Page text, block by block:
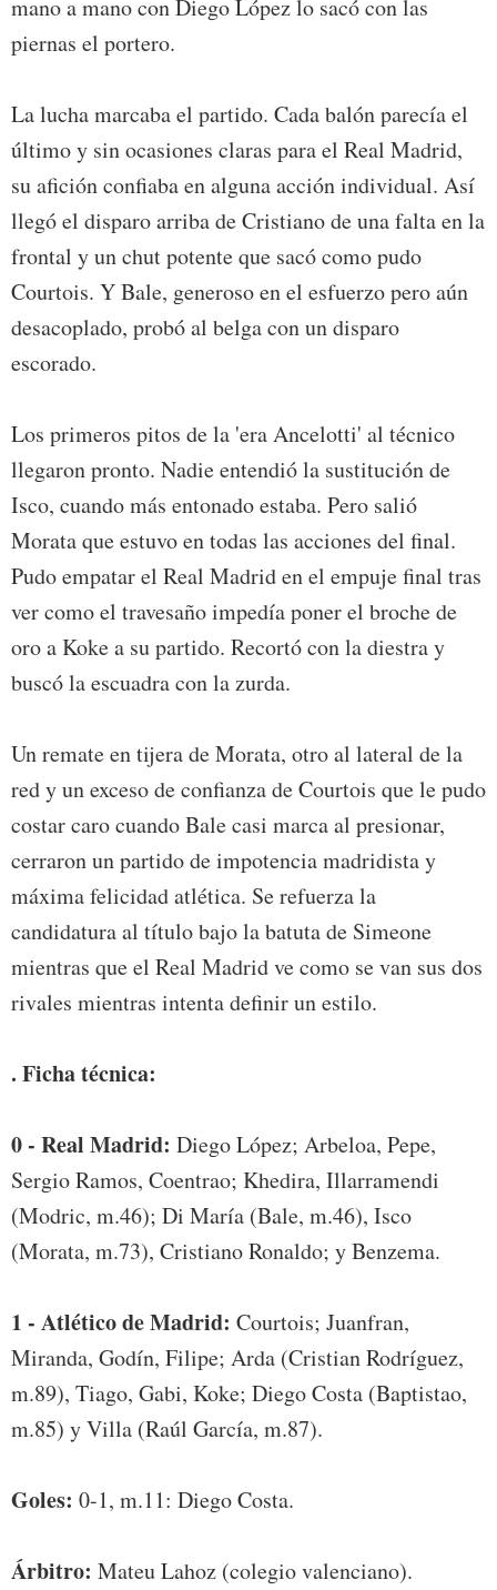
mano a mano con Diego López lo sacó con las
piernas el portero.
La lucha marcaba el partido. Cada balón parecía el
último y sin ocasiones claras para el Real Madrid,
su afición confiaba en alguna acción individual. Así
llegó el disparo arriba de Cristiano de una falta en la
frontal y un chut potente que sacó como pudo
Courtois. Y Bale, generoso en el esfuerzo pero aún
desacoplado, probó al belga con un disparo
escorado.
Los primeros pitos de la 'era Ancelotti' al técnico
llegaron pronto. Nadie entendió la sustitución de
Isco, cuando más entonado estaba. Pero salió
Morata que estuvo en todas las acciones del final.
Pudo empatar el Real Madrid en el empuje final tras
ver como el travesaño impedía poner el broche de
oro a Koke a su partido. Recortó con la diestra y
buscó la escuadra con la zurda.
Un remate en tijera de Morata, otro al lateral de la
red y un exceso de confianza de Courtois que le pudo
costar caro cuando Bale casi marca al presionar,
cerraron un partido de impotencia madridista y
máxima felicidad atlética. Se refuerza la
candidatura al título bajo la batuta de Simeone
mientras que el Real Madrid ve como se van sus dos
rivales mientras intenta definir un estilo.
. Ficha técnica:
0 - Real Madrid: Diego López; Arbeloa, Pepe,
Sergio Ramos, Coentrao; Khedira, Illarramendi
(Modric, m.46); Di María (Bale, m.46), Isco
(Morata, m.73), Cristiano Ronaldo; y Benzema.
1 - Atlético de Madrid: Courtois; Juanfran,
Miranda, Godín, Filipe; Arda (Cristian Rodríguez,
m.89), Tiago, Gabi, Koke; Diego Costa (Baptistao,
m.85) y Villa (Raúl García, m.87).
Goles: 0-1, m.11: Diego Costa.
Árbitro: Mateu Lahoz (colegio valenciano).